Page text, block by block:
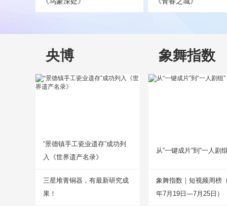
央博
“景德镇手工瓷业遗存”成功列
入《世界遗产名录》
三星堆青铜器，有最新研究成
果！
象舞指数
从“一键成片”到“一人剧
象舞指数｜短视频周榜
年7月19日—7月25日）